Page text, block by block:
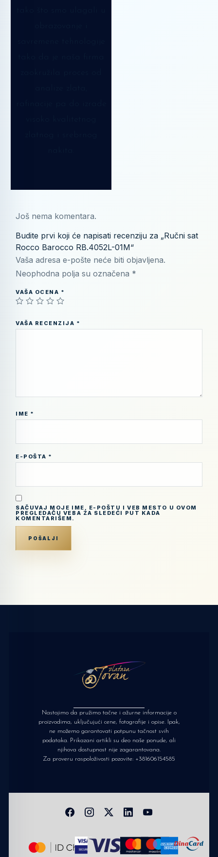
Još nema komentara.
Budite prvi koji će napisati recenziju za „Ručni sat
Rocco Barocco RB.4052L-01M“
Vaša adresa e-pošte neće biti objavljena.
Neophodna polja su označena *
VAŠA OCENA *
VAŠA RECENZIJA *
IME *
E-POŠTA *
SAČUVAJ MOJE IME, E-POŠTU I VEB MESTO U OVOM
PREGLEDAČU VEBA ZA SLEDEĆI PUT KADA
KOMENTARIŠEM.
Nastojimo da pružimo tačne i ažurne informacije o
proizvodima, uključujući cene, fotografije i opise. Ipak,
ne možemo garantovati potpunu tačnost svih
podataka. Prikazani artikli su deo naše ponude, ali
njihova dostupnost nije zagarantovana.
Za proveru raspoloživosti pozovite: +381606154585